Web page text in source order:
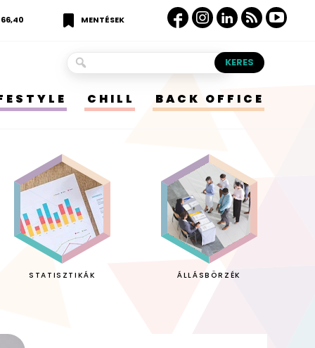
MENTÉSEK
CHILL BACK OFFICE
STATISZTIKÁK ÁLLÁSBÖRZÉK